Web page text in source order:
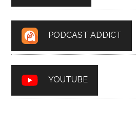
PODCAST ADDICT
YOUTUBE